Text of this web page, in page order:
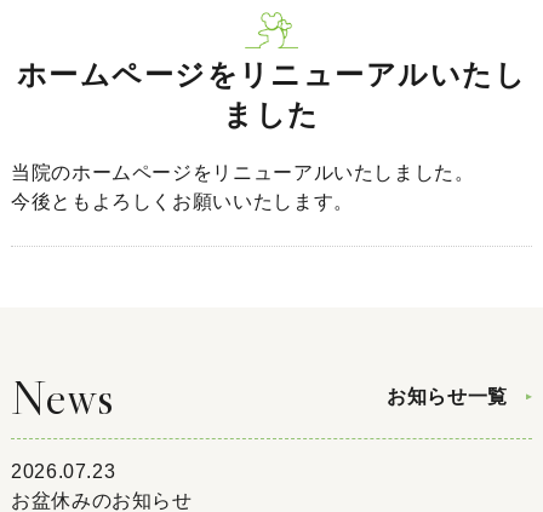
ホームページをリニューアルいたし
ました
当院のホームページをリニューアルいたしました。
今後ともよろしくお願いいたします。
News お知らせ一覧
2026.07.23
お盆休みのお知らせ